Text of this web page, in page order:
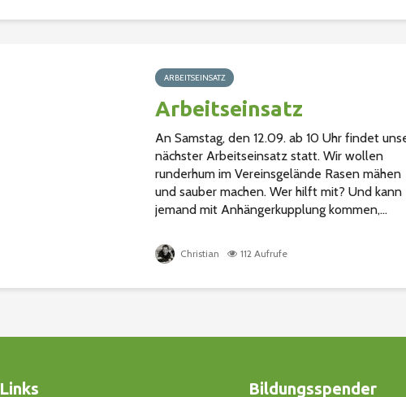
ARBEITSEINSATZ
Arbeitseinsatz
An Samstag, den 12.09. ab 10 Uhr findet
nächster Arbeitseinsatz statt. Wir wollen
runderhum im Vereinsgelände Rasen mähen
und sauber machen. Wer hilft mit? Und kann
jemand mit Anhängerkupplung kommen,...
Christian 112 Aufrufe
Links Bildungsspender